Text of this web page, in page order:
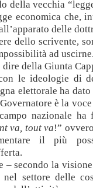
della vecchia
economica che,
delle
dello scrivente,
ad
della Giunta
le ideologie di
elettorale ha dato
è la
nazionale
va, tout va!”
il più
– secondo la
settore delle